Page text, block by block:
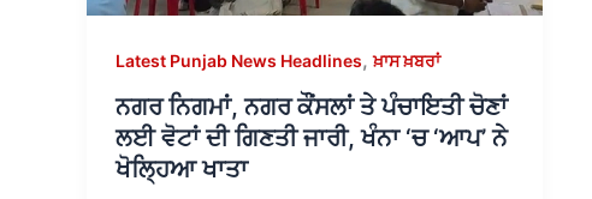
Latest Punjab News Headlines,ਖ਼ਾਸ ਖ਼ਬਰਾਂ
ਨਗਰ ਨਿਗਮਾਂ, ਨਗਰ ਕੌਂਸਲਾਂ ਤੇ ਪੰਚਾਇਤੀ ਚੋਣਾਂ
ਲਈ ਵੋਟਾਂ ਦੀ ਗਿਣਤੀ ਜਾਰੀ, ਖੰਨਾ ‘ਚ ‘ਆਪ’ ਨੇ
ਖੋਲ੍ਹਿਆ ਖਾਤਾ